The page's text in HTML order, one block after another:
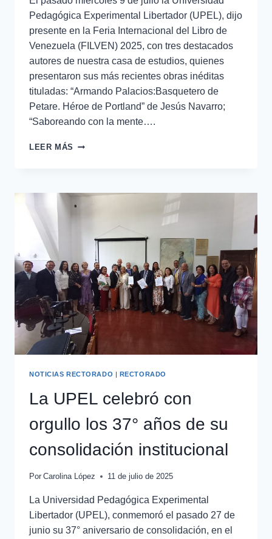
Pedagógica Experimental Libertador (UPEL), dijo
presente en la Feria Internacional del Libro de
Venezuela (FILVEN) 2025, con tres destacados
autores de nuestra casa de estudios, quienes
presentaron sus más recientes obras inéditas
tituladas: “Armando Palacios:Basquetero de
Petare. Héroe de Portland” de Jesús Navarro;
“Saboreando con la mente….
LEER MÁS
NOTICIAS RECTORADO | RECTORADO
La UPEL celebró con
orgullo los 37° años de su
consolidación institucional
Por Carolina López 11 de julio de 2025
La Universidad Pedagógica Experimental
Libertador (UPEL), conmemoró el pasado 27 de
junio su 37° aniversario de consolidación, en el